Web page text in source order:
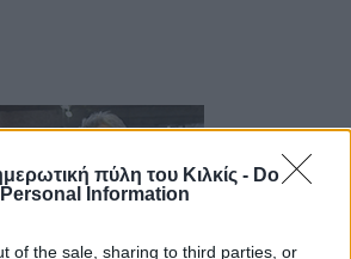
πύλη του Κιλκίς - Do
Information
of the sale, sharing to third parties, or